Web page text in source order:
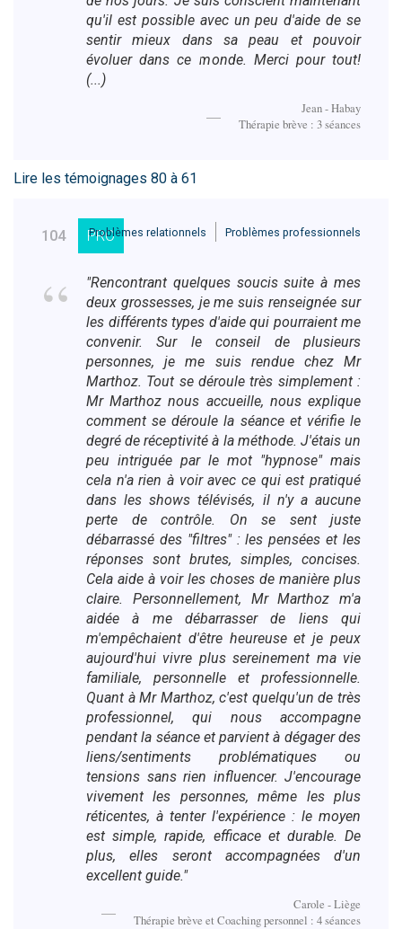
qu'il est possible avec un peu d'aide de se
sentir mieux dans sa peau et pouvoir
évoluer dans ce monde. Merci pour tout!
(...)
Jean - Habay
Thérapie brève : 3 séances
Lire les témoignages 80 à 61
104 PRO
Problèmes relationnels Problèmes professionnels
"Rencontrant quelques soucis suite à mes
deux grossesses, je me suis renseignée sur
les différents types d'aide qui pourraient me
convenir. Sur le conseil de plusieurs
personnes, je me suis rendue chez Mr
Marthoz. Tout se déroule très simplement :
Mr Marthoz nous accueille, nous explique
comment se déroule la séance et vérifie le
degré de réceptivité à la méthode. J'étais un
peu intriguée par le mot "hypnose" mais
cela n'a rien à voir avec ce qui est pratiqué
dans les shows télévisés, il n'y a aucune
perte de contrôle. On se sent juste
débarrassé des "filtres" : les pensées et les
réponses sont brutes, simples, concises.
Cela aide à voir les choses de manière plus
claire. Personnellement, Mr Marthoz m'a
aidée à me débarrasser de liens qui
m'empêchaient d'être heureuse et je peux
aujourd'hui vivre plus sereinement ma vie
familiale, personnelle et professionnelle.
Quant à Mr Marthoz, c'est quelqu'un de très
professionnel, qui nous accompagne
pendant la séance et parvient à dégager des
liens/sentiments problématiques ou
tensions sans rien influencer. J'encourage
vivement les personnes, même les plus
réticentes, à tenter l'expérience : le moyen
est simple, rapide, efficace et durable. De
plus, elles seront accompagnées d'un
excellent guide."
Carole - Liège
Thérapie brève et Coaching personnel : 4 séances